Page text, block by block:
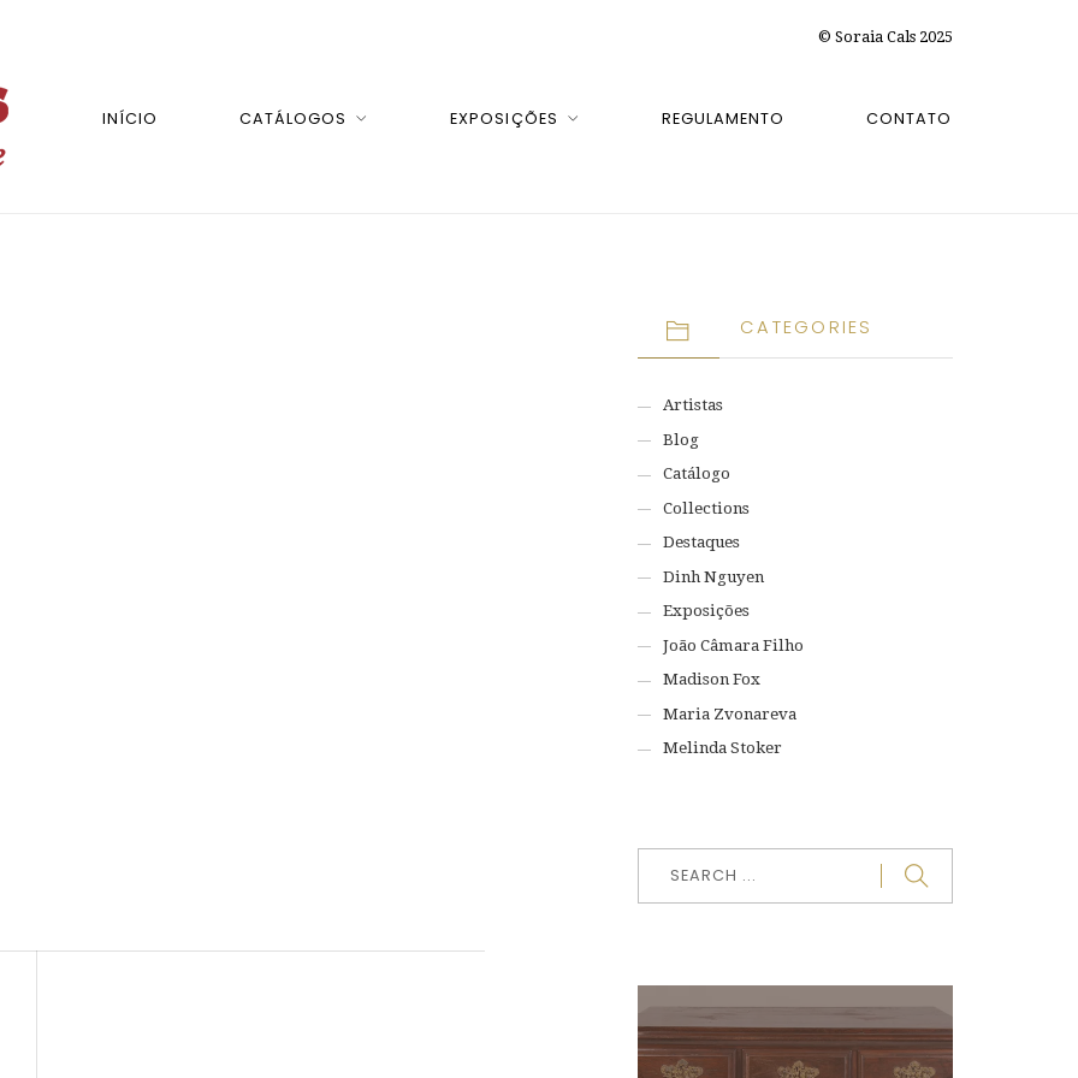
© Soraia Cals 2025
INÍCIO CATÁLOGOS EXPOSIÇÕES REGULAMENTO CONTATO
CATEGORIES
Artistas
Blog
Catálogo
Collections
Destaques
Dinh Nguyen
Exposições
João Câmara Filho
Madison Fox
Maria Zvonareva
Melinda Stoker